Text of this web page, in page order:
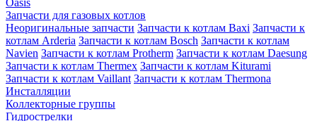
Oasis
Запчасти для газовых котлов
Неоригинальные запчасти Запчасти к котлам Baxi Запчасти к
котлам Arderia Запчасти к котлам Bosch Запчасти к котлам
Navien Запчасти к котлам Protherm Запчасти к котлам Daesung
Запчасти к котлам Thermex Запчасти к котлам Kiturami
Запчасти к котлам Vaillant Запчасти к котлам Thermona
Инсталляции
Коллекторные группы
Гидрострелки